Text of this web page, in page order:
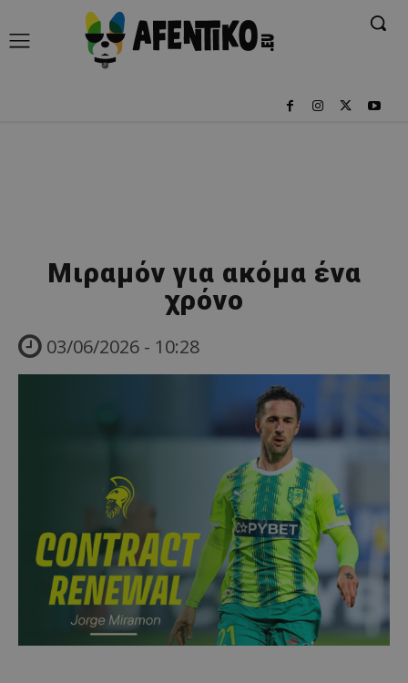
Μιραμόν για ακόμα ένα
χρόνο
03/06/2026 - 10:28